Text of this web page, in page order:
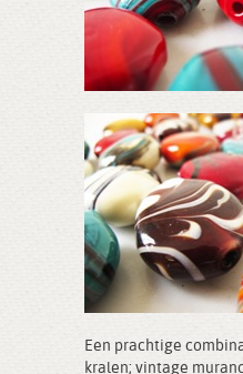
Een prachtige
kralen; vintage